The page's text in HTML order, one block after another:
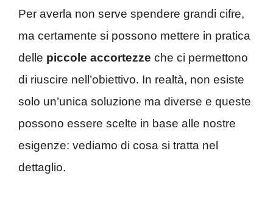
Per averla non serve spendere grandi cifre,
ma certamente si possono mettere in pratica
delle piccole accortezze che ci permettono
di riuscire nell’obiettivo. In realtà, non esiste
solo un’unica soluzione ma diverse e queste
possono essere scelte in base alle nostre
esigenze: vediamo di cosa si tratta nel
dettaglio.